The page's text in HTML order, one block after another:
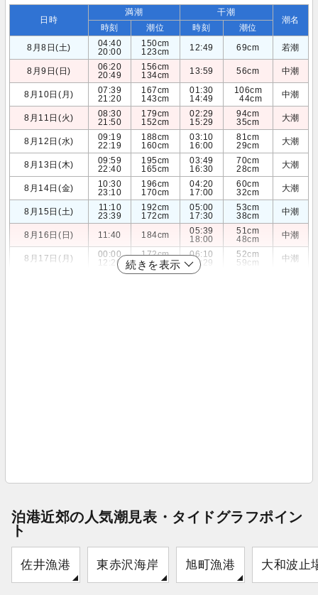
日時
満潮 干潮
潮名
時刻 潮位 時刻
潮位
8月8日(土)
04:40
20:00
150cm
123cm
12:49 69cm 若潮
8月9日(日)
06:20
20:49
156cm
134cm
13:59 56cm 中潮
8月10日(月)
07:39
21:20
167cm
143cm
01:30
14:49
106cm
44cm
中潮
8月11日(火)
08:30
21:50
179cm
152cm
02:29
15:29
94cm
35cm
大潮
8月12日(水)
09:19
22:19
188cm
160cm
03:10
16:00
81cm
29cm
大潮
8月13日(木)
09:59
22:40
195cm
165cm
03:49
16:30
70cm
28cm
大潮
8月14日(金)
10:30
23:10
196cm
170cm
04:20
17:00
60cm
32cm
大潮
8月15日(土)
11:10
23:39
192cm
172cm
05:00
17:30
53cm
38cm
中潮
8月16日(日) 11:40 184cm
05:39
18:00
51cm
48cm
中潮
8月17日(月)
00:00
12:20
172cm
172cm
06:10
18:29
52cm
59cm
中潮
続きを表示
泊港近郊の人気潮見表・タイドグラフポイン
ト
佐井漁港 東赤沢海岸 旭町漁港 大和波止